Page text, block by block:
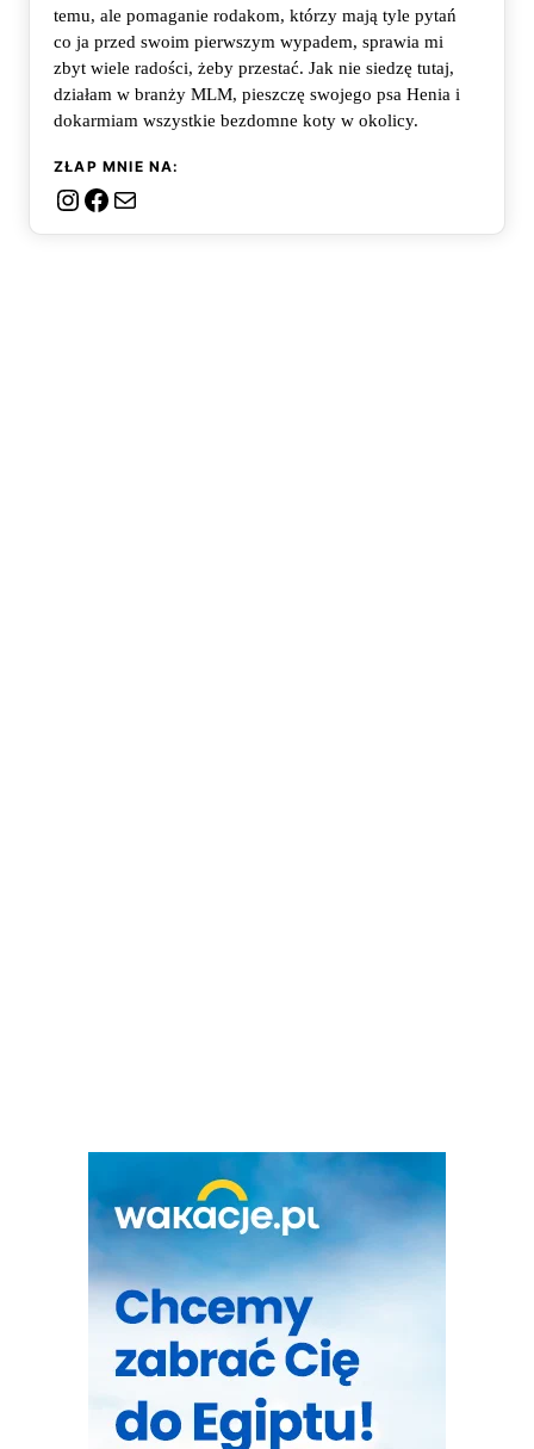
temu, ale pomaganie rodakom, którzy mają tyle pytań
co ja przed swoim pierwszym wypadem, sprawia mi
zbyt wiele radości, żeby przestać. Jak nie siedzę tutaj,
działam w branży MLM, pieszczę swojego psa Henia i
dokarmiam wszystkie bezdomne koty w okolicy.
ZŁAP MNIE NA:
Instagram
Facebook
Mail